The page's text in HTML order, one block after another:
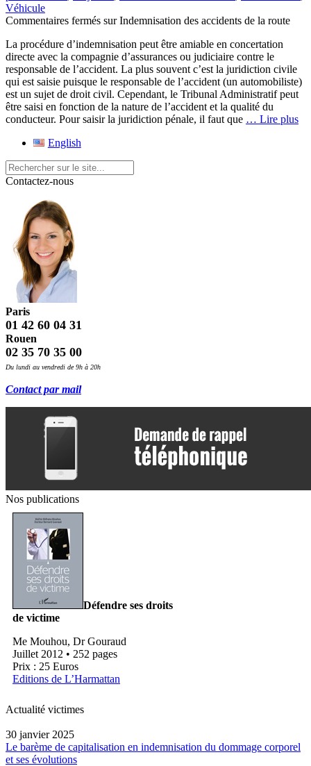
Véhicule
Commentaires fermés sur Indemnisation des accidents de la route
La procédure d’indemnisation peut être amiable en concertation
directe avec la compagnie d’assurances ou judiciaire contre le
responsable de l’accident. La plus souvent c’est la juridiction civile
qui est saisie puisque le responsable de l’accident (un automobiliste)
est un sujet de droit civil. Cependant, le Tribunal Administratif peut
être saisi en fonction de la nature de l’accident et la qualité du
conducteur. Pour saisir la juridiction pénale, il faut que … Lire plus
English
Contactez-nous
Paris
01 42 60 04 31
Rouen
02 35 70 35 00
Du lundi au vendredi de 9h à 20h
Contact par mail
Nos publications
Défendre ses droits
de victime
Me Mouhou, Dr Gouraud
Juillet 2012 • 252 pages
Prix : 25 Euros
Editions de L’Harmattan
Actualité victimes
30 janvier 2025
Le barème de capitalisation en indemnisation du dommage corporel
et ses évolutions